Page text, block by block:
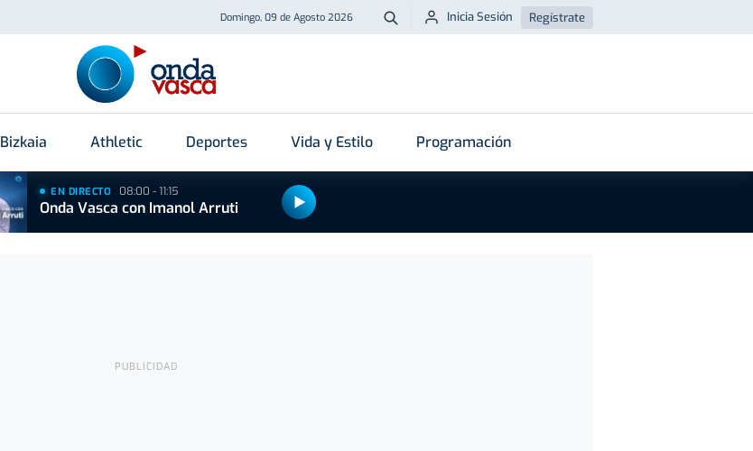
Domingo, 09 de Agosto 2026 Buscar
Inicia Sesión Regístrate
Bizkaia Athletic Deportes Vida y Estilo Programación
EN DIRECTO 08:00 - 11:15
Onda Vasca con Imanol Arruti